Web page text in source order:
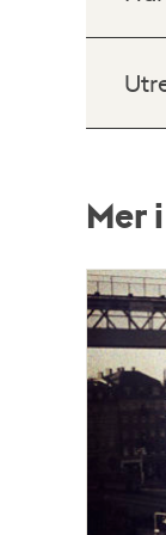
Mer
poster
och
teman